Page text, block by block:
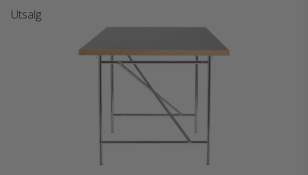
Utsalg